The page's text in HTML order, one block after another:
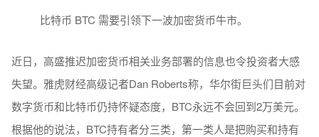
比特币 BTC 需要引领下一波加密货币牛市。
近日，高盛推迟加密货币相关业务部署的信息也令投资者大感
失望。雅虎财经高级记者Dan Roberts称，华尔街巨头们目前对
数字货币和比特币仍持怀疑态度，BTC永远不会回到2万美元。
根据他的说法，BTC持有者分三类，第一类人是把购买和持有